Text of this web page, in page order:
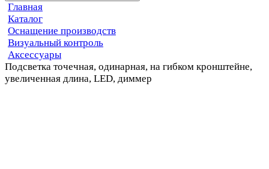
Главная
Каталог
Оснащение производств
Визуальный контроль
Аксессуары
Подсветка точечная, одинарная, на гибком кронштейне,
увеличенная длина, LED, диммер